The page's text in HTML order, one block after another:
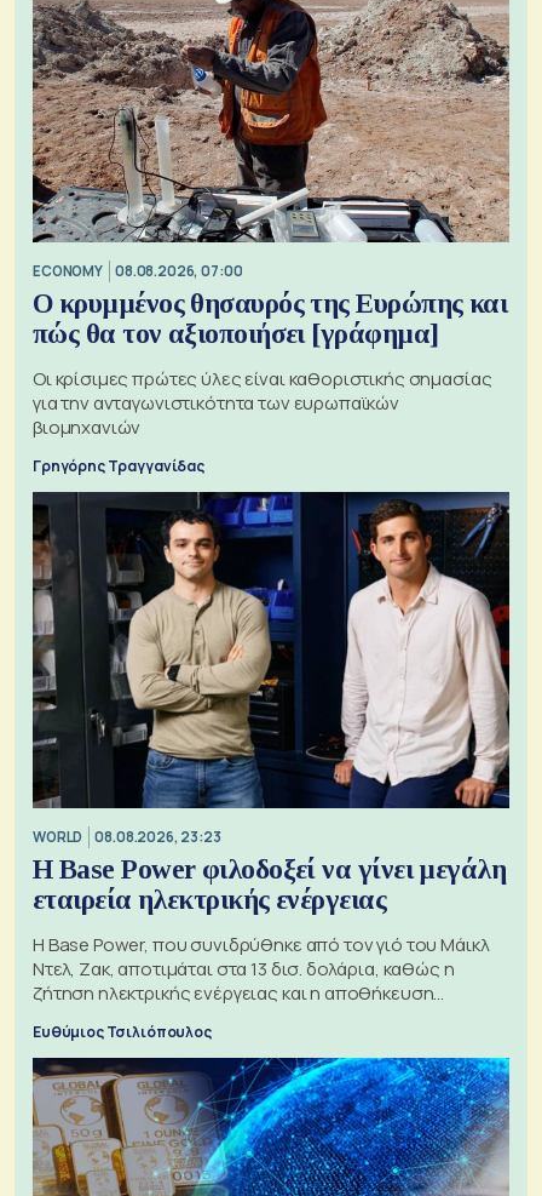
ECONOMY 08.08.2026, 07:00
Ο κρυμμένος θησαυρός της Ευρώπης και
πώς θα τον αξιοποιήσει [γράφημα]
Οι κρίσιμες πρώτες ύλες είναι καθοριστικής σημασίας
για την ανταγωνιστικότητα των ευρωπαϊκών
βιομηχανιών
Γρηγόρης Τραγγανίδας
WORLD 08.08.2026, 23:23
Η Base Power φιλοδοξεί να γίνει μεγάλη
εταιρεία ηλεκτρικής ενέργειας
Η Base Power, που συνιδρύθηκε από τον γιό του Μάικλ
Ντελ, Ζακ, αποτιμάται στα 13 δισ. δολάρια, καθώς η
ζήτηση ηλεκτρικής ενέργειας και η αποθήκευση
Ευθύμιος Τσιλιόπουλος